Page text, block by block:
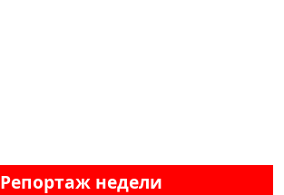
Репортаж недели